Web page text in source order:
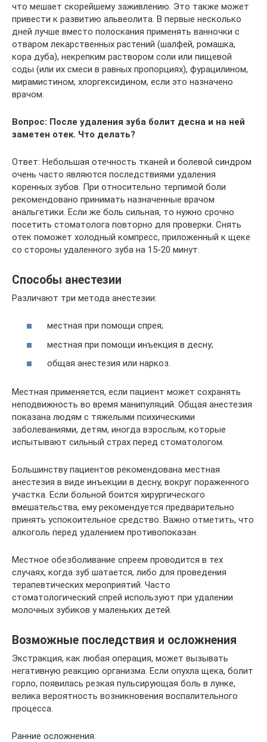
что мешает скорейшему заживлению. Это также может
привести к развитию альвеолита. В первые несколько
дней лучше вместо полоскания применять ванночки с
отваром лекарственных растений (шалфей, ромашка,
кора дуба), некрепким раствором соли или пищевой
соды (или их смеси в равных пропорциях), фурацилином,
мирамистином, хлоргексидином, если это назначено
врачом.
Вопрос: После удаления зуба болит десна и на ней
заметен отек. Что делать?
Ответ: Небольшая отечность тканей и болевой синдром
очень часто являются последствиями удаления
коренных зубов. При относительно терпимой боли
рекомендовано принимать назначенные врачом
анальгетики. Если же боль сильная, то нужно срочно
посетить стоматолога повторно для проверки. Снять
отек поможет холодный компресс, приложенный к щеке
со стороны удаленного зуба на 15-20 минут.
Способы анестезии
Различают три метода анестезии:
местная при помощи спрея;
местная при помощи инъекция в десну;
общая анестезия или наркоз.
Местная применяется, если пациент может сохранять
неподвижность во время манипуляций. Общая анестезия
показана людям с тяжелыми психическими
заболеваниями, детям, иногда взрослым, которые
испытывают сильный страх перед стоматологом.
Большинству пациентов рекомендована местная
анестезия в виде инъекции в десну, вокруг пораженного
участка. Если больной боится хирургического
вмешательства, ему рекомендуется предварительно
принять успокоительное средство. Важно отметить, что
алкоголь перед удалением противопоказан.
Местное обезболивание спреем проводится в тех
случаях, когда зуб шатается, либо для проведения
терапевтических мероприятий. Часто
стоматологический спрей используют при удалении
молочных зубиков у маленьких детей.
Возможные последствия и осложнения
Экстракция, как любая операция, может вызывать
негативную реакцию организма. Если опухла щека, болит
горло, появилась резкая пульсирующая боль в лунке,
велика вероятность возникновения воспалительного
процесса.
Ранние осложнения: